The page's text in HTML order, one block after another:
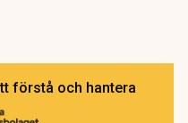
förstå och hantera